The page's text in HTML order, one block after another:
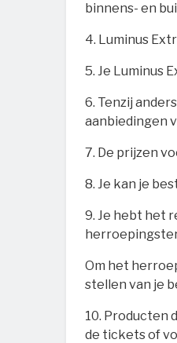
binnens- en
4. Luminus
5. Je Luminus
6. Tenzij
aanbiedingen
7. De prijzen
8. Je kan je
9. Je hebt het
Om het
stellen van je
10. Producten
de tickets of